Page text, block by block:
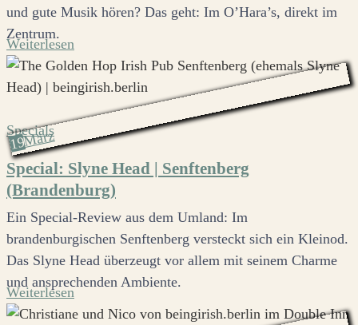
und gute Musik hören? Das geht: Im O’Hara’s, direkt im
Zentrum.
Weiterlesen
19März
Specials
Special: Slyne Head | Senftenberg
(Brandenburg)
Ein Special-Review aus dem Umland: Im
brandenburgischen Senftenberg versteckt sich ein Kleinod.
Das Slyne Head überzeugt vor allem mit seinem Charme
und ansprechenden Ambiente.
Weiterlesen